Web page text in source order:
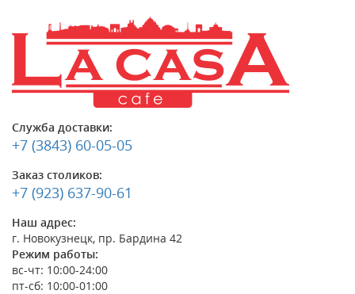
Служба доставки:
+7 (3843) 60-05-05
Заказ столиков:
+7 (923) 637-90-61
Наш адрес:
г. Новокузнецк, пр. Бардина 42
Режим работы:
вс-чт: 10:00-24:00
пт-сб: 10:00-01:00